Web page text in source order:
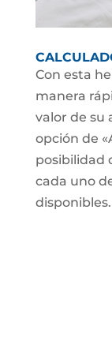
Con esta
manera
valor de su
opción de
posibilidad
cada uno